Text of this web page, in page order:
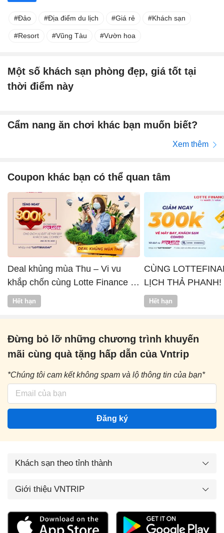
Đảo Địa điểm du lịch Giá rẻ Khách sạn
Resort Vũng Tàu Vườn hoa
Một số khách sạn phòng đẹp, giá tốt tại
thời điểm này
Cẩm nang ăn chơi khác bạn muốn biết?
Xem thêm
Coupon khác bạn có thể quan tâm
Deal khủng mùa Thu – Vi vu
khắp chốn cùng Lotte Finance x
Vntrip
Hết hạn
CÙNG
LỊCH THẢ PHANH!
Hết hạn
Đừng bỏ lỡ những chương trình khuyến
mãi cùng quà tặng hấp dẫn của Vntrip
*Chúng tôi cam kết không spam và lộ thông tin của bạn*
Đăng ký
Khách sạn theo tỉnh thành
Giới thiệu VNTRIP